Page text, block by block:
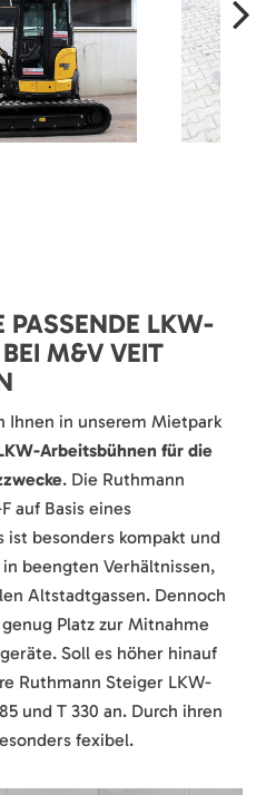
PASSENDE LKW-
M&V VEIT
Ihnen in unserem Mietpark
Arbeitsbühnen für die
. Die Ruthmann
auf Basis eines
ist besonders kompakt und
beengten Verhältnissen,
Altstadtgassen. Dennoch
Platz zur Mitnahme
Soll es höher hinauf
Ruthmann Steiger LKW-
und T 330 an. Durch ihren
fexibel.